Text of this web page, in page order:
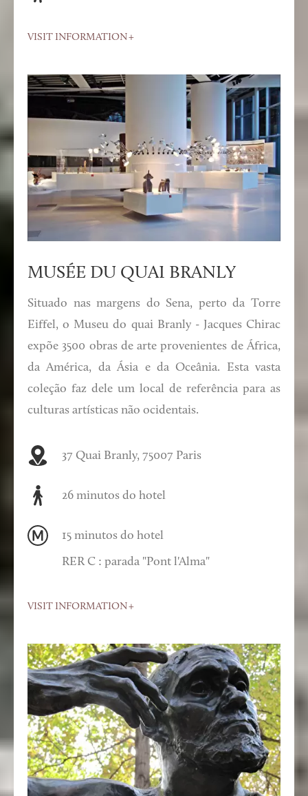
VISIT INFORMATION
MUSÉE DU QUAI BRANLY
Situado nas margens do Sena, perto da Torre
Eiffel, o Museu do quai Branly - Jacques Chirac
expõe 3500 obras de arte provenientes de África,
da América, da Ásia e da Oceânia. Esta vasta
coleção faz dele um local de referência para as
culturas artísticas não ocidentais.
37 Quai Branly, 75007 Paris
26 minutos do hotel
15 minutos do hotel
RER C : parada "Pont l'Alma"
VISIT INFORMATION